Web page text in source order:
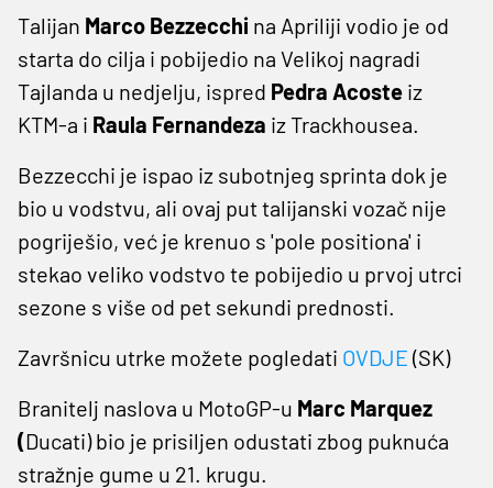
Talijan Marco Bezzecchi na Apriliji vodio je od
starta do cilja i pobijedio na Velikoj nagradi
Tajlanda u nedjelju, ispred Pedra Acoste iz
KTM-a i Raula Fernandeza iz Trackhousea.
Bezzecchi je ispao iz subotnjeg sprinta dok je
bio u vodstvu, ali ovaj put talijanski vozač nije
pogriješio, već je krenuo s 'pole positiona' i
stekao veliko vodstvo te pobijedio u prvoj utrci
sezone s više od pet sekundi prednosti.
Završnicu utrke možete pogledati OVDJE (SK)
Branitelj naslova u MotoGP-u Marc Marquez
(Ducati) bio je prisiljen odustati zbog puknuća
stražnje gume u 21. krugu.